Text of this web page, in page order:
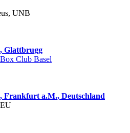
UNB
Glattbrugg
Box Club Basel
Frankfurt a.M., Deutschland